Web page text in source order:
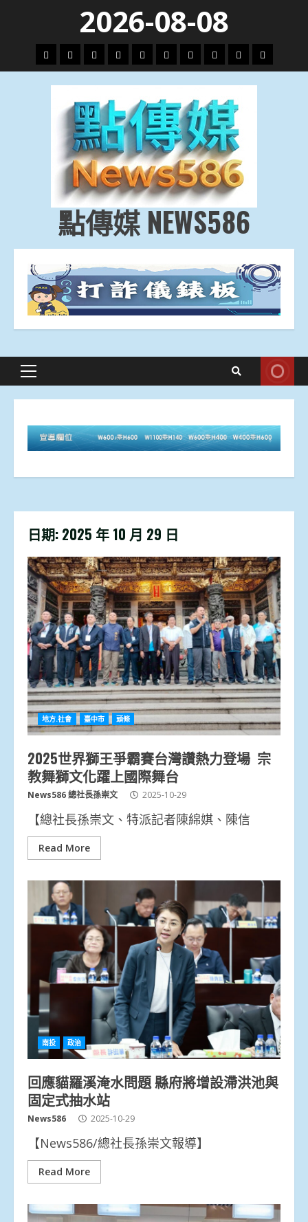
content
2026-08-08
頭
條
財
經
地
方.
會
文
教.
技
專
題
娛
樂
劇
政
治
國
際
運
動
生
活
點傳媒 NEWS586
Primary
日期: 2025 年 10 月 29 日
地方.社會 臺中市 頭條
2025世界獅王爭霸賽台灣讚熱力登場 宗
教舞獅文化躍上國際舞台
News586 總社長孫崇文 2025-10-29
【總社長孫崇文、特派記者陳綿娸、陳信
Read More
南投 政治
回應貓羅溪淹水問題 縣府將增設滯洪池與
固定式抽水站
News586 2025-10-29
【News586/總社長孫崇文報導】
Read More